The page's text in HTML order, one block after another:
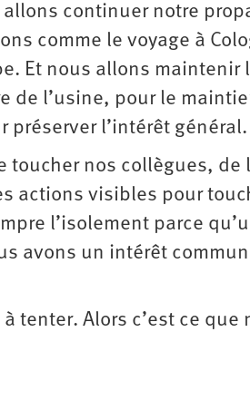
continuer notre
comme le voyage à
Et nous allons maintenir
de l’usine, pour le
l’intérêt général.
toucher nos collègues, de
actions visibles pour
l’isolement parce
avons un intérêt
tenter. Alors c’est ce que